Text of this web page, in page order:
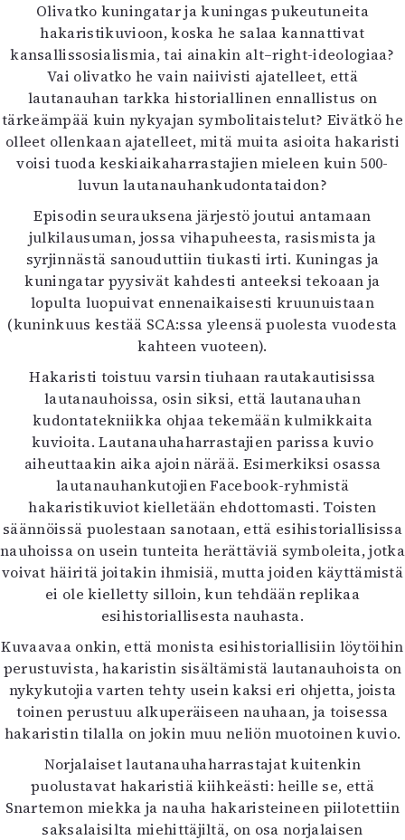
Olivatko kuningatar ja kuningas pukeutuneita
hakaristikuvioon, koska he salaa kannattivat
kansallissosialismia, tai ainakin alt–right-ideologiaa?
Vai olivatko he vain naiivisti ajatelleet, että
lautanauhan tarkka historiallinen ennallistus on
tärkeämpää kuin nykyajan symbolitaistelut? Eivätkö he
olleet ollenkaan ajatelleet, mitä muita asioita hakaristi
voisi tuoda keskiaikaharrastajien mieleen kuin 500-
luvun lautanauhankudontataidon?
Episodin seurauksena järjestö joutui antamaan
julkilausuman, jossa vihapuheesta, rasismista ja
syrjinnästä sanouduttiin tiukasti irti. Kuningas ja
kuningatar pyysivät kahdesti anteeksi tekoaan ja
lopulta luopuivat ennenaikaisesti kruunuistaan
(kuninkuus kestää SCA:ssa yleensä puolesta vuodesta
kahteen vuoteen).
Hakaristi toistuu varsin tiuhaan rautakautisissa
lautanauhoissa, osin siksi, että lautanauhan
kudontatekniikka ohjaa tekemään kulmikkaita
kuvioita. Lautanauhaharrastajien parissa kuvio
aiheuttaakin aika ajoin närää. Esimerkiksi osassa
lautanauhankutojien Facebook-ryhmistä
hakaristikuviot kielletään ehdottomasti. Toisten
säännöissä puolestaan sanotaan, että esihistoriallisissa
nauhoissa on usein tunteita herättäviä symboleita, jotka
voivat häiritä joitakin ihmisiä, mutta joiden käyttämistä
ei ole kielletty silloin, kun tehdään replikaa
esihistoriallisesta nauhasta.
Kuvaavaa onkin, että monista esihistoriallisiin löytöihin
perustuvista, hakaristin sisältämistä lautanauhoista on
nykykutojia varten tehty usein kaksi eri ohjetta, joista
toinen perustuu alkuperäiseen nauhaan, ja toisessa
hakaristin tilalla on jokin muu neliön muotoinen kuvio.
Norjalaiset lautanauhaharrastajat kuitenkin
puolustavat hakaristiä kiihkeästi: heille se, että
Snartemon miekka ja nauha hakaristeineen piilotettiin
saksalaisilta miehittäjiltä, on osa norjalaisen